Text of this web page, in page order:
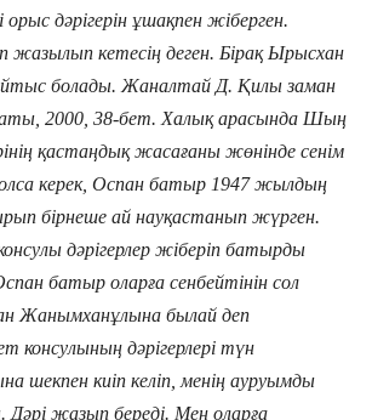
дәрігерін ұшақпен жіберген.
жазылып кетесің деген. Бірақ Ырысхан
болады. Жаналтай Д. Қилы заман
2000, 38-бет. Халық арасында Шың
қастаңдық жасағаны жөнінде сенім
керек, Оспан батыр 1947 жылдың
бірнеше ай науқастанып жүрген.
дәрігерлер жіберіп батырды
батыр оларға сенбейтінін сол
Жанымханұлына былай деп
консулының дәрігерлері түн
шекпен киіп келіп, менің ауруымды
Дәрі жазып береді. Мен оларға